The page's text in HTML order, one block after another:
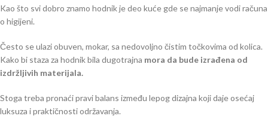
Kao što svi dobro znamo hodnik je deo kuće gde se najmanje vodi računa
o higijeni.
Često se ulazi obuven, mokar, sa nedovoljno čistim točkovima od kolica.
Kako bi staza za hodnik bila dugotrajna mora da bude izrađena od
izdržljivih materijala.
Stoga treba pronaći pravi balans između lepog dizajna koji daje osećaj
luksuza i praktičnosti održavanja.